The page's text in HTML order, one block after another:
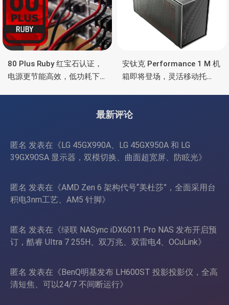
80 Plus Ruby 红宝石认证，
电源更节能高效，低功耗下
安钛克 Performance 1 M 机
箱即将登场，灵活移动托
最新评论
匿名 发表在《LG 45GX990A、LG 45GX950A 和 LG
39GX90SA 显示器，双模切换、曲面超宽屏、防眩光》
匿名 发表在《AMD Zen 6 架构代号“美杜莎”，全面采用台
积电3nm工艺、AM5 针脚》
匿名 发表在《绿联 NASync iDX6011 Pro NAS 发布开启预
订，酷睿 Ultra 7 255H、双万兆、双雷电4、OCuLink》
匿名 发表在《BenQ明基发布 LH600ST 投影投影仪，全高
清短焦、可以24/7 不间断运行》